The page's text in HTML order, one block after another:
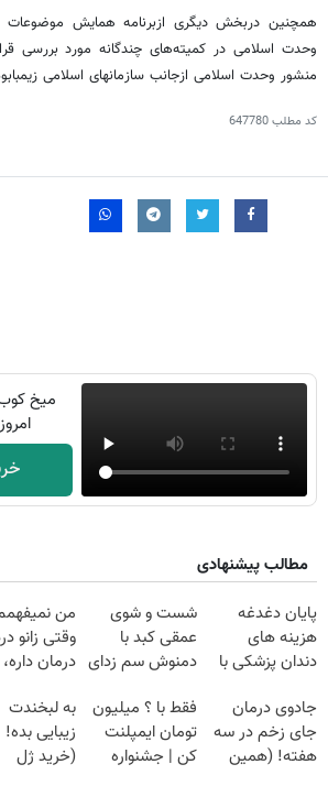
همچنین دربخش دیگری ازبرنامه همایش موضوعات
وحدت اسلامی در کمیته‌های چندگانه مورد بررسی
منشور وحدت اسلامی ازجانب سازمانهای اسلامی
کد مطلب647780
میخ
مطالب پیشنهادی
پایان دغدغه
هزینه های
دندان پزشکی با
خانگی
شست و شوی
عمقی کبد با
دمنوش سم زدای
من
وقتی زانو
درمان
تحمل
جادوی درمان
جای زخم در سه
هفته! (همین
فقط با ؟ میلیون
تومان ایمپلنت
کن | جشنواره
به لبخندت
زیبایی بده!
(خرید ژل